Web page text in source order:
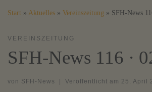
Start » Aktuelles » Vereinszeitung » SFH-News
VEREINSZEITUNG
SFH-News 116 ·
von SFH-News Veröffentlicht am 25. April